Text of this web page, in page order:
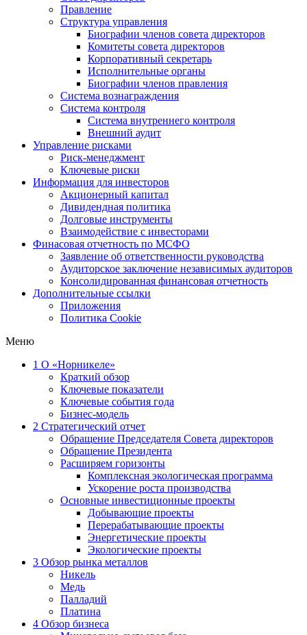
Правление
Структура управления
Биографии членов совета директоров
Комитеты совета директоров
Корпоративный секретарь
Исполнительные органы
Биографии членов правления
Система вознаграждения
Система контроля
Система внутреннего контроля
Внешний аудит
Управление рисками
Риск-менеджмент
Ключевые риски
Информация для инвесторов
Акционерный капитал
Дивидендная политика
Долговые инструменты
Взаимодействие с инвеcторами
Финасовая отчетность по МСФО
Заявление об ответственности руководства
Аудиторское заключение независимых аудиторов
Консолидированная финансовая отчетность
Дополнительные ссылки
Приложения
Политика Cookie
Меню
1 О «Норникеле»
Краткий обзор
Ключевые показатели
Ключевые события года
Бизнес-модель
2 Стратегический отчет
Обращение Председателя Совета директоров
Обращение Президента
Расширяем горизонты
Комплексная экологическая программа
Ускорение роста производства
Основные инвестиционные проекты
Добывающие проекты
Перерабатывающие проекты
Энергетические проекты
Экологические проекты
3 Обзор рынка металлов
Никель
Медь
Палладий
Платина
4 Обзор бизнеса